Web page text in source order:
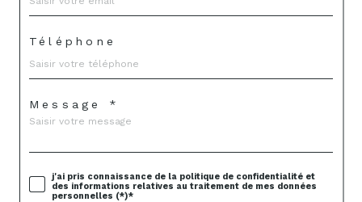
Téléphone
Message *
j'ai pris connaissance de la politique de confidentialité et
des informations relatives au traitement de mes données
personnelles (*)*